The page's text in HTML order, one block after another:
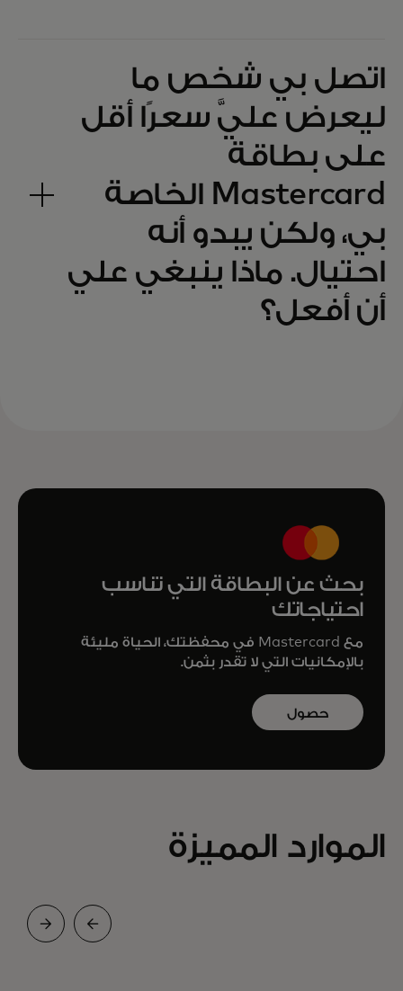
اتصل بي شخص ما
ليعرض عليَّ سعرًا أقل
على بطاقة
Mastercard الخاصة
بي، ولكن يبدو أنه
احتيال. ماذا ينبغي علي
أن أفعل؟
بحث عن البطاقة التي تناسب
احتياجاتك
مع Mastercard في محفظتك، الحياة مليئة
بالإمكانيات التي لا تقدر بثمن.
حصول
الموارد المميزة